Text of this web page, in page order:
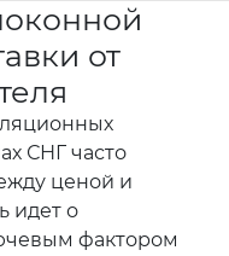
от
СНГ часто
ценой и
идет о
фактором